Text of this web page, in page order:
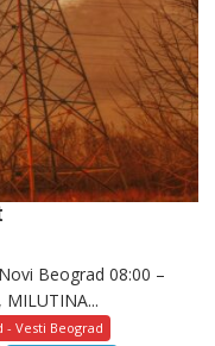
Beograd 08:00 –
MILUTINA...
- Vesti Beograd